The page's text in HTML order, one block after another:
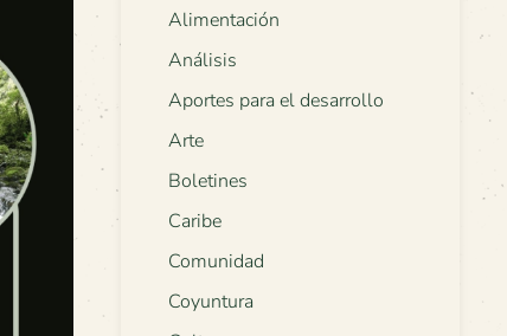
Alimentación
Análisis
Aportes para el desarrollo
Arte
Boletines
Caribe
Comunidad
Coyuntura